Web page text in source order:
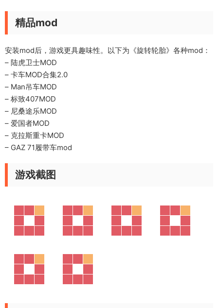
精品mod
安装mod后，游戏更具趣味性。以下为《旋转轮胎》各种mod：
– 陆虎卫士MOD
– 卡车MOD合集2.0
– Man吊车MOD
– 标致407MOD
– 尼桑途乐MOD
– 爱国者MOD
– 克拉斯重卡MOD
– GAZ 71履带车mod
游戏截图